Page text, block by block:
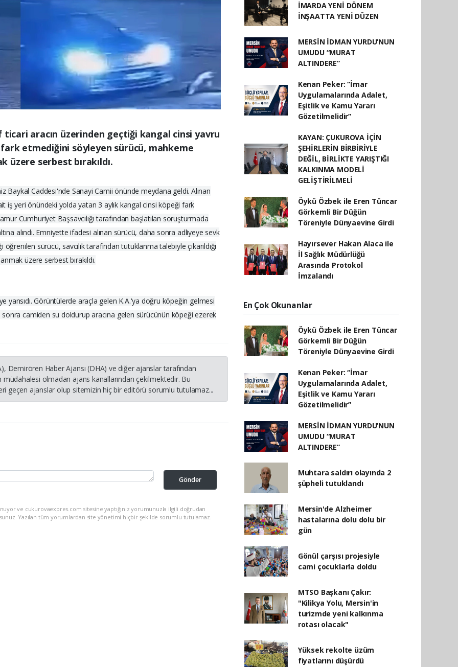
aracın üzerinden geçtiği kangal cinsi yavru
etmediğini söyleyen sürücü, mahkeme
üzere serbest bırakıldı.
Baykal Caddesi'nde Sanayi Camii önünde meydana geldi. Alınan
iş yeri önündeki yolda yatan 3 aylık kangal cinsi köpeği fark
Cumhuriyet Başsavcılığı tarafından başlatılan soruşturmada
alındı. Emniyette ifadesi alınan sürücü, daha sonra adliyeye sevk
sürücü, savcılık tarafından tutuklanma talebiyle çıkarıldığı
üzere serbest bırakıldı.
yansıdı. Görüntülerde araçla gelen K.A.'ya doğru köpeğin gelmesi
camiden su doldurup aracına gelen sürücünün köpeği ezerek
Demirören Haber Ajansı (DHA) ve diğer ajanslar tarafından
olmadan ajans kanallarından çekilmektedir. Bu
geçen ajanslar olup sitemizin hiç bir editörü sorumlu tutulamaz...
Gönder
ve cukurovaexpres.com sitesine yaptığınız yorumunuzla ilgili doğrudan
Yazılan tüm yorumlardan site yönetimi hiçbir şekilde sorumlu tutulamaz.
İMARDA YENİ DÖNEM
İNŞAATTA YENİ DÜZEN
MERSİN İDMAN YURDU’NUN
UMUDU “MURAT
ALTINDERE”
Kenan Peker: “İmar
Uygulamalarında Adalet,
Eşitlik ve Kamu Yararı
Gözetilmelidir”
KAYAN: ÇUKUROVA İÇİN
ŞEHİRLERİN BİRBİRİYLE
DEĞİL, BİRLİKTE YARIŞTIĞI
KALKINMA MODELİ
GELİŞTİRİLMELİ
Öykü Özbek ile Eren Tüncar
Görkemli Bir Düğün
Töreniyle Dünyaevine Girdi
Hayırsever Hakan Alaca ile
İl Sağlık Müdürlüğü
Arasında Protokol
İmzalandı
En Çok Okunanlar
Öykü Özbek ile Eren Tüncar
Görkemli Bir Düğün
Töreniyle Dünyaevine Girdi
Kenan Peker: “İmar
Uygulamalarında Adalet,
Eşitlik ve Kamu Yararı
Gözetilmelidir”
MERSİN İDMAN YURDU’NUN
UMUDU “MURAT
ALTINDERE”
Muhtara saldırı olayında 2
şüpheli tutuklandı
Mersin'de Alzheimer
hastalarına dolu dolu bir
gün
Gönül çarşısı projesiyle
cami çocuklarla doldu
MTSO Başkanı Çakır:
"Kilikya Yolu, Mersin'in
turizmde yeni kalkınma
rotası olacak"
Yüksek rekolte üzüm
fiyatlarını düşürdü